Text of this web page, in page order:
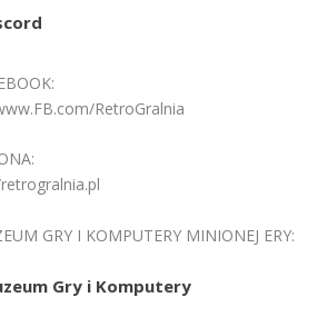
RetroGralnia
GRY I KOMPUTERY MINIONEJ ERY:
Gry i Komputery